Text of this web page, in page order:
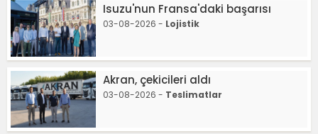
Isuzu'nun Fransa'daki başarısı
03-08-2026 - Lojistik
Akran, çekicileri aldı
03-08-2026 - Teslimatlar